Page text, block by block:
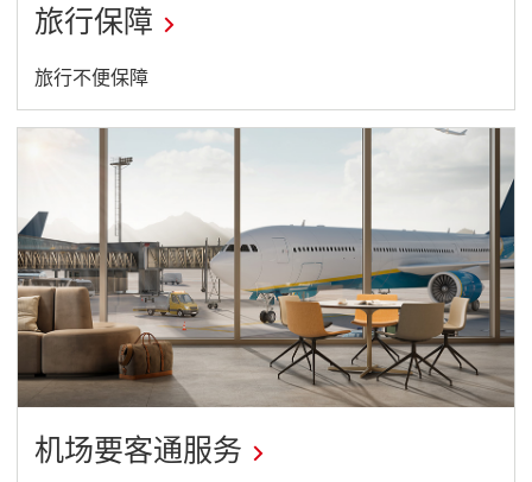
旅行保障
This
link
in
a
new
window
旅行不便保障
机场要客通服务